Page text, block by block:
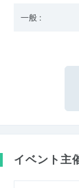
一般 :
イベント主